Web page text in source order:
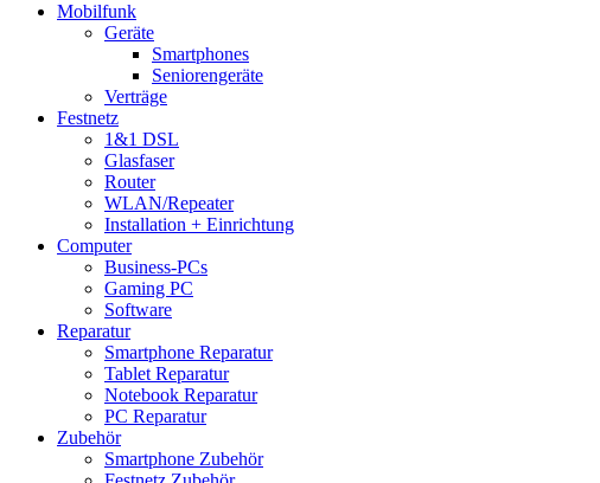
Mobilfunk
Geräte
Smartphones
Seniorengeräte
Verträge
Festnetz
1&1 DSL
Glasfaser
Router
WLAN/Repeater
Installation + Einrichtung
Computer
Business-PCs
Gaming PC
Software
Reparatur
Smartphone Reparatur
Tablet Reparatur
Notebook Reparatur
PC Reparatur
Zubehör
Smartphone Zubehör